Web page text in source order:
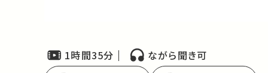
1時間35分 ながら聞き可